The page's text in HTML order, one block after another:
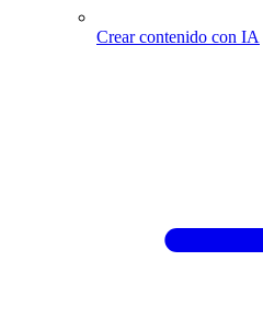
Crear contenido con IA